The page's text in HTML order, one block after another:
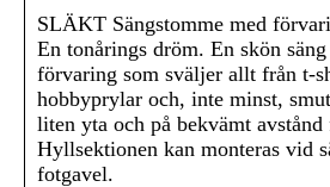
SLÄKT Sängstomme med
En tonårings dröm. En skön
förvaring som sväljer allt från t-
hobbyprylar och, inte minst,
liten yta och på bekvämt avstånd
Hyllsektionen kan monteras vid
fotgavel.